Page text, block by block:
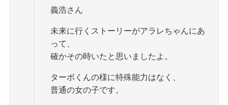
義浩さん
未来に行くストーリーがアラレちゃんにあ
って、
確かその時いたと思いましたよ。
ターボくんの様に特殊能力はなく、
普通の女の子です。